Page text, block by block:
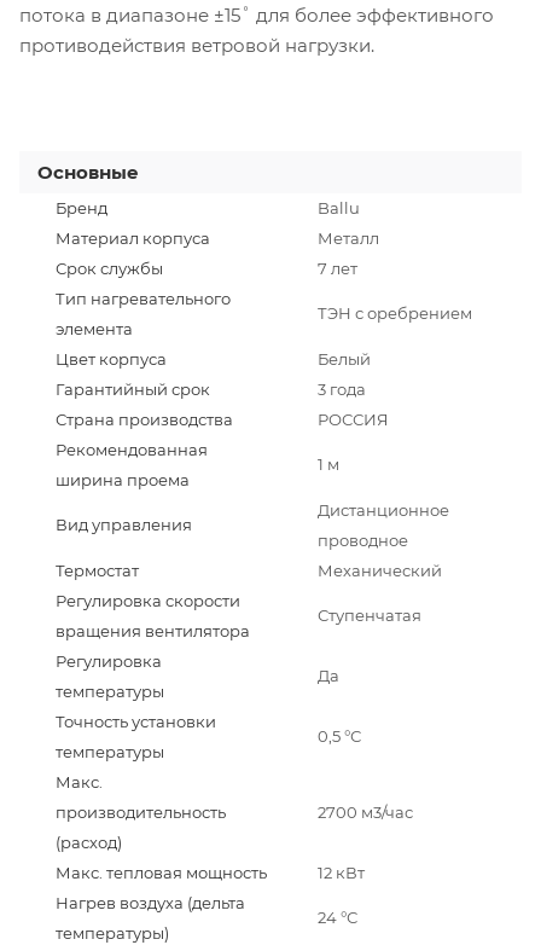
потока в диапазоне ±15˚ для более эффективного
противодействия ветровой нагрузки.
Основные
Бренд
Ballu
Материал корпуса
Металл
Срок службы
7 лет
Тип нагревательного
элемента
ТЭН с оребрением
Цвет корпуса
Белый
Гарантийный срок
3 года
Страна производства
РОССИЯ
Рекомендованная
ширина проема
1 м
Вид управления
Дистанционное
проводное
Термостат
Механический
Регулировка скорости
вращения вентилятора
Ступенчатая
Регулировка
температуры
Да
Точность установки
температуры
0,5 °С
Макс.
производительность
(расход)
2700 м3/час
Макс. тепловая мощность
12 кВт
Нагрев воздуха (дельта
температуры)
24 °С